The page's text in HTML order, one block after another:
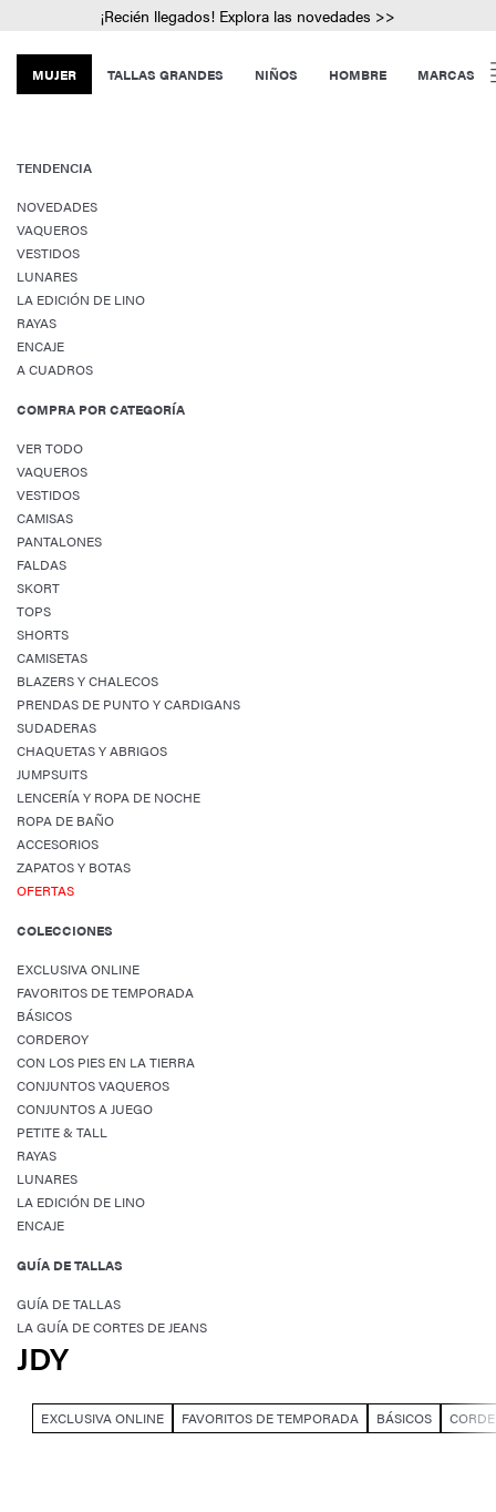
¡Recién llegados! Explora las novedades >>
MUJER TALLAS GRANDES NIÑOS HOMBRE MARCAS
TENDENCIA
NOVEDADES
VAQUEROS
VESTIDOS
LUNARES
LA EDICIÓN DE LINO
RAYAS
ENCAJE
A CUADROS
COMPRA POR CATEGORÍA
VER TODO
VAQUEROS
VESTIDOS
CAMISAS
PANTALONES
FALDAS
SKORT
TOPS
SHORTS
CAMISETAS
BLAZERS Y CHALECOS
PRENDAS DE PUNTO Y CARDIGANS
SUDADERAS
CHAQUETAS Y ABRIGOS
JUMPSUITS
LENCERÍA Y ROPA DE NOCHE
ROPA DE BAÑO
ACCESORIOS
ZAPATOS Y BOTAS
OFERTAS
COLECCIONES
EXCLUSIVA ONLINE
FAVORITOS DE TEMPORADA
BÁSICOS
CORDEROY
CON LOS PIES EN LA TIERRA
CONJUNTOS VAQUEROS
CONJUNTOS A JUEGO
PETITE & TALL
RAYAS
LUNARES
LA EDICIÓN DE LINO
ENCAJE
GUÍA DE TALLAS
GUÍA DE TALLAS
LA GUÍA DE CORTES DE JEANS
JDY
EXCLUSIVA ONLINE FAVORITOS DE TEMPORADA BÁSICOS